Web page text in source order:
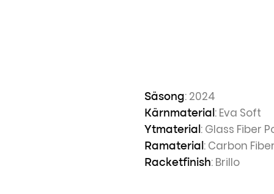
Säsong: 2024
Kärnmaterial : Eva Soft
Ytmaterial : Glass Fiber
Ramaterial : Carbon
Racketfinish: Brillo